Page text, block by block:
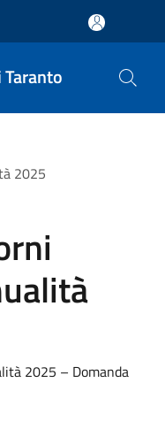
2025
2025 – Domanda